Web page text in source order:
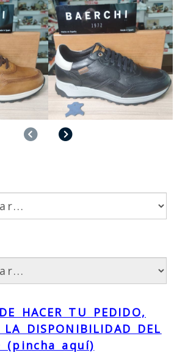
AnteriorSiguiente
HACER TU PEDIDO,
LA DISPONIBILIDAD DEL
(pincha aquí)